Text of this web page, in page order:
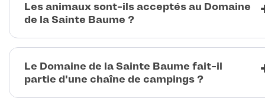
Les animaux sont-ils acceptés au Domaine
de la Sainte Baume ?
Le Domaine de la Sainte Baume fait-il
partie d'une chaîne de campings ?